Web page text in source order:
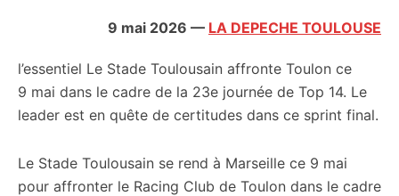
9 mai 2026 — LA DEPECHE TOULOUSE
l’essentiel Le Stade Toulousain affronte Toulon ce
9 mai dans le cadre de la 23e journée de Top 14. Le
leader est en quête de certitudes dans ce sprint final.
Le Stade Toulousain se rend à Marseille ce 9 mai
pour affronter le Racing Club de Toulon dans le cadre